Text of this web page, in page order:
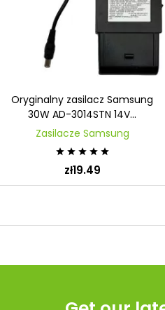
Oryginalny zasilacz Samsung
30W AD-3014STN 14V...
Zasilacze Samsung
    
zł19.49